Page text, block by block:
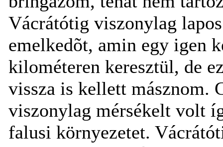
Vácrátótig viszonylag
emelkedõt, amin egy igen
kilométeren keresztül, de
vissza is kellett másznom.
viszonylag mérsékelt volt
falusi környezetet.